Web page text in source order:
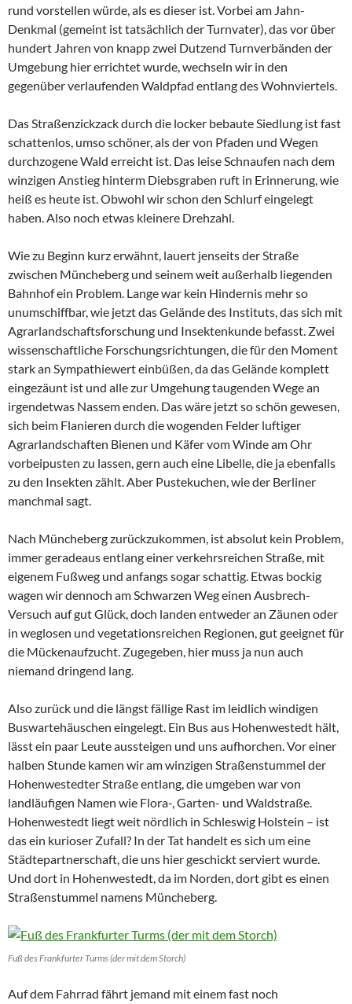
rund vorstellen würde, als es dieser ist. Vorbei am Jahn-
Denkmal (gemeint ist tatsächlich der Turnvater), das vor über
hundert Jahren von knapp zwei Dutzend Turnverbänden der
Umgebung hier errichtet wurde, wechseln wir in den
gegenüber verlaufenden Waldpfad entlang des Wohnviertels.
Das Straßenzickzack durch die locker bebaute Siedlung ist fast
schattenlos, umso schöner, als der von Pfaden und Wegen
durchzogene Wald erreicht ist. Das leise Schnaufen nach dem
winzigen Anstieg hinterm Diebsgraben ruft in Erinnerung, wie
heiß es heute ist. Obwohl wir schon den Schlurf eingelegt
haben. Also noch etwas kleinere Drehzahl.
Wie zu Beginn kurz erwähnt, lauert jenseits der Straße
zwischen Müncheberg und seinem weit außerhalb liegenden
Bahnhof ein Problem. Lange war kein Hindernis mehr so
unumschiffbar, wie jetzt das Gelände des Instituts, das sich mit
Agrarlandschaftsforschung und Insektenkunde befasst. Zwei
wissenschaftliche Forschungsrichtungen, die für den Moment
stark an Sympathiewert einbüßen, da das Gelände komplett
eingezäunt ist und alle zur Umgehung taugenden Wege an
irgendetwas Nassem enden. Das wäre jetzt so schön gewesen,
sich beim Flanieren durch die wogenden Felder luftiger
Agrarlandschaften Bienen und Käfer vom Winde am Ohr
vorbeipusten zu lassen, gern auch eine Libelle, die ja ebenfalls
zu den Insekten zählt. Aber Pustekuchen, wie der Berliner
manchmal sagt.
Nach Müncheberg zurückzukommen, ist absolut kein Problem,
immer geradeaus entlang einer verkehrsreichen Straße, mit
eigenem Fußweg und anfangs sogar schattig. Etwas bockig
wagen wir dennoch am Schwarzen Weg einen Ausbrech-
Versuch auf gut Glück, doch landen entweder an Zäunen oder
in weglosen und vegetationsreichen Regionen, gut geeignet für
die Mückenaufzucht. Zugegeben, hier muss ja nun auch
niemand dringend lang.
Also zurück und die längst fällige Rast im leidlich windigen
Buswartehäuschen eingelegt. Ein Bus aus Hohenwestedt hält,
lässt ein paar Leute aussteigen und uns aufhorchen. Vor einer
halben Stunde kamen wir am winzigen Straßenstummel der
Hohenwestedter Straße entlang, die umgeben war von
landläufigen Namen wie Flora-, Garten- und Waldstraße.
Hohenwestedt liegt weit nördlich in Schleswig Holstein – ist
das ein kurioser Zufall? In der Tat handelt es sich um eine
Städtepartnerschaft, die uns hier geschickt serviert wurde.
Und dort in Hohenwestedt, da im Norden, dort gibt es einen
Straßenstummel namens Müncheberg.
Fuß des Frankfurter Turms (der mit dem Storch)
Auf dem Fahrrad fährt jemand mit einem fast noch